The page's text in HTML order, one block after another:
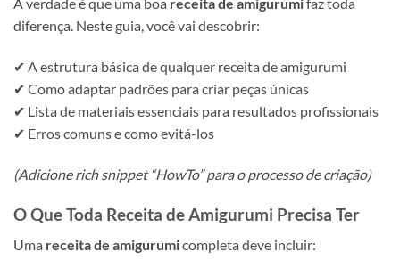
diferença. Neste guia, você vai descobrir:
✔ A estrutura básica de qualquer receita de amigurumi
✔ Como adaptar padrões para criar peças únicas
✔ Lista de materiais essenciais para resultados profissionais
✔ Erros comuns e como evitá-los
(Adicione rich snippet “HowTo” para o processo de criação)
O Que Toda Receita de Amigurumi Precisa Ter
Uma receita de amigurumicompleta deve incluir: